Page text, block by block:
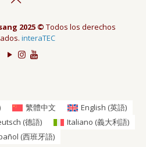
2025 © Todos los derechos
interaTEC
繁體中文 English (英語)
(德語) Italiano (義大利語)
(西班牙語)